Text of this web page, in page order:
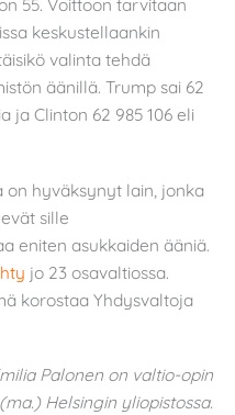
55. Voittoon tarvitaan
keskustellaankin
valinta tehdä
äänillä. Trump sai 62
ja Clinton 62 985 106 eli
on hyväksynyt lain, jonka
sille
eniten asukkaiden ääniä.
jo 23 osavaltiossa.
korostaa Yhdysvaltoja
Palonen on valtio-opin
Helsingin yliopistossa.